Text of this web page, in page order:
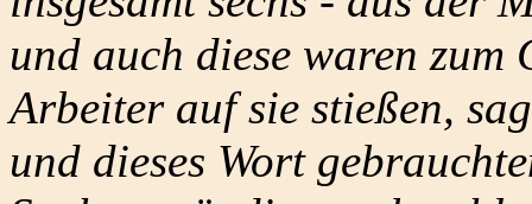
und auch diese waren
Arbeiter auf sie stießen,
und dieses Wort